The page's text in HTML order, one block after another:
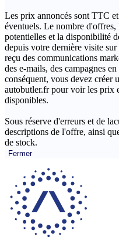
Les prix annoncés sont TTC
éventuels. Le nombre
potentielles et la disponibilité
depuis votre dernière visite
reçu des communications
des e-mails, des campagnes
conséquent, vous devez créer
autobutler.fr pour voir les prix
disponibles.
Sous réserve d'erreurs et de
descriptions de l'offre, ainsi
de stock.
Fermer